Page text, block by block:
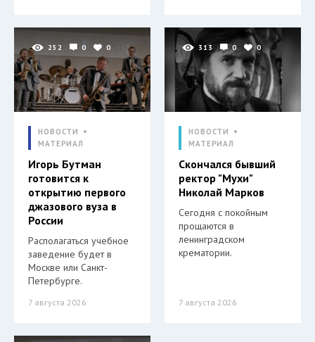
252 0 0
НОВОСТИ
МАТЕРИАЛ
Игорь Бутман
готовится к
открытию первого
джазового вуза в
России
Располагаться учебное
заведение будет в
Москве или Санкт-
Петербурге.
7 августа 2026
313 0 0
НОВОСТИ
МАТЕРИАЛ
Скончался бывший
ректор "Мухи"
Николай Марков
Сегодня с покойным
прощаются в
ленинградском
крематории.
7 августа 2026